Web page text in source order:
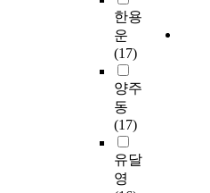
한용
운
(17)
양주
동
(17)
유달
영